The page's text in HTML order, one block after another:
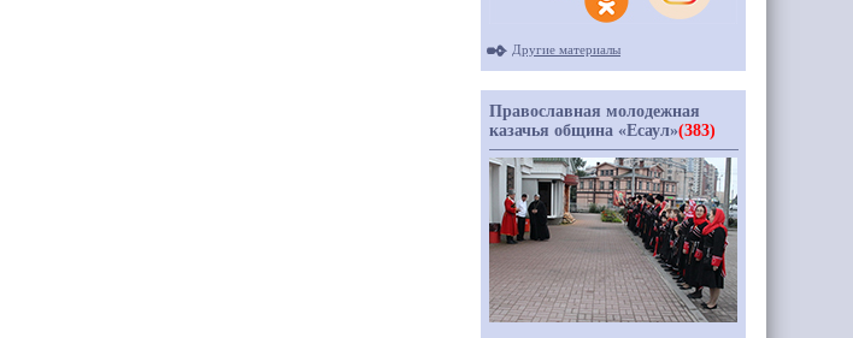
Другие материалы
Православная молодежная
казачья община «Есаул»(383)